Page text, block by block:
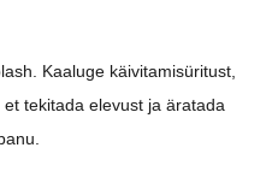
Kaaluge käivitamisüritust,
tekitada elevust ja äratada